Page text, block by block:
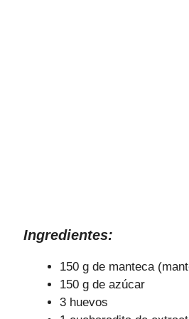
Ingredientes:
150 g de manteca
150 g de azúcar
3 huevos